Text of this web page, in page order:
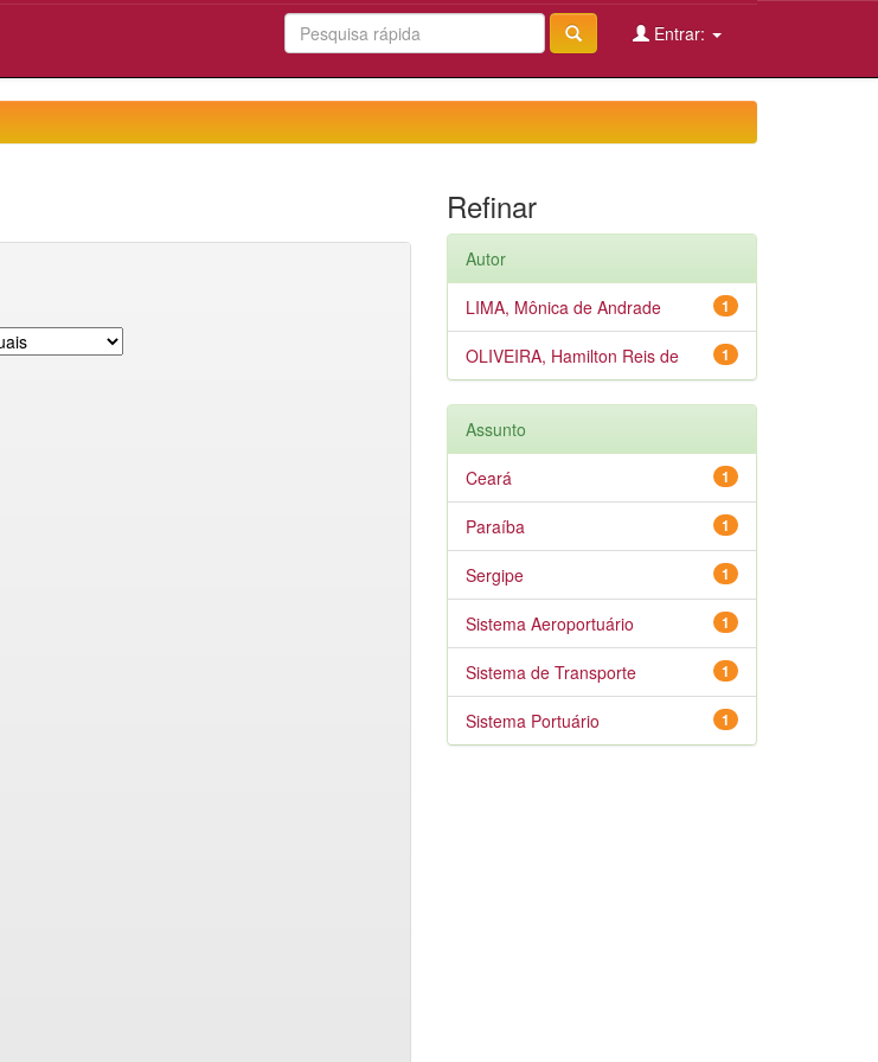
Entrar:
Refinar
Autor
1
LIMA, Mônica de Andrade
1
OLIVEIRA, Hamilton Reis de
Assunto
1
Ceará
1
Paraíba
1
Sergipe
1
Sistema Aeroportuário
1
Sistema de Transporte
1
Sistema Portuário